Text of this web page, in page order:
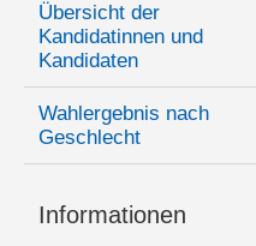
Übersicht der
Kandidatinnen und
Kandidaten
Wahlergebnis nach
Geschlecht
Informationen